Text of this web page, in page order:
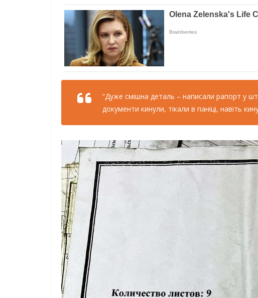
“Дуже смішна деталь – написали рапорт у
документи кинули, тікали в паніці, навіть